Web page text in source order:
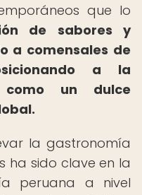
que lo
de sabores y
a comensales de
a la
como un dulce
la gastronomía
ha sido clave en la
peruana a nivel